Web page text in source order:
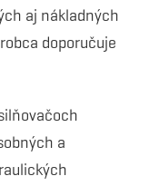
aj nákladných
doporučuje
a